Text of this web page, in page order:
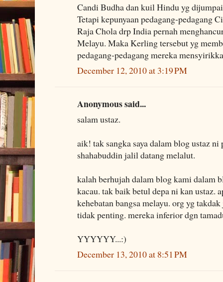
Candi Budha dan kuil Hindu yg
Tetapi kepunyaan pedagang-pedagang
Raja Chola drp India pernah
Melayu. Maka Kerling tersebut yg
pedagang-pedagang mereka
December 12, 2010 at 3:19 PM
Anonymous said...
salam ustaz.
aik! tak sangka saya dalam blog ustaz
shahabuddin jalil datang melalut.
kalah berhujah dalam blog kami dalam
kacau. tak baik betul depa ni kan ustaz.
kehebatan bangsa melayu. org yg
tidak penting. mereka inferior dgn
YYYYYY...:)
December 13, 2010 at 8:51 PM